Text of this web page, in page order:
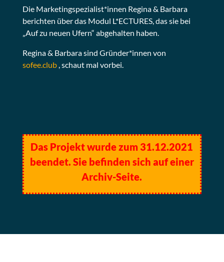
Die Marketingspezialist*innen Regina & Barbara
berichten über das Modul L*ECTURES, das sie bei
„Auf zu neuen Ufern“ abgehalten haben.
Regina & Barbara sind Gründer*innen von
sofee.club, schaut mal vorbei.
Das Projekt wurde zum 31.12.2021
beendet. Sie befinden sich auf einer
Archiv-Seite.